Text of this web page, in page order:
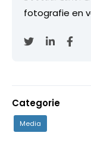
fotografie en
Categorie
Media